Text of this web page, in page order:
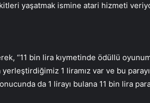
yaşatmak ismine atari hizmeti
“11 bin lira kıymetinde ödüllü
1 liramız var ve bu
da 1 lirayı bulana 11 bin lira